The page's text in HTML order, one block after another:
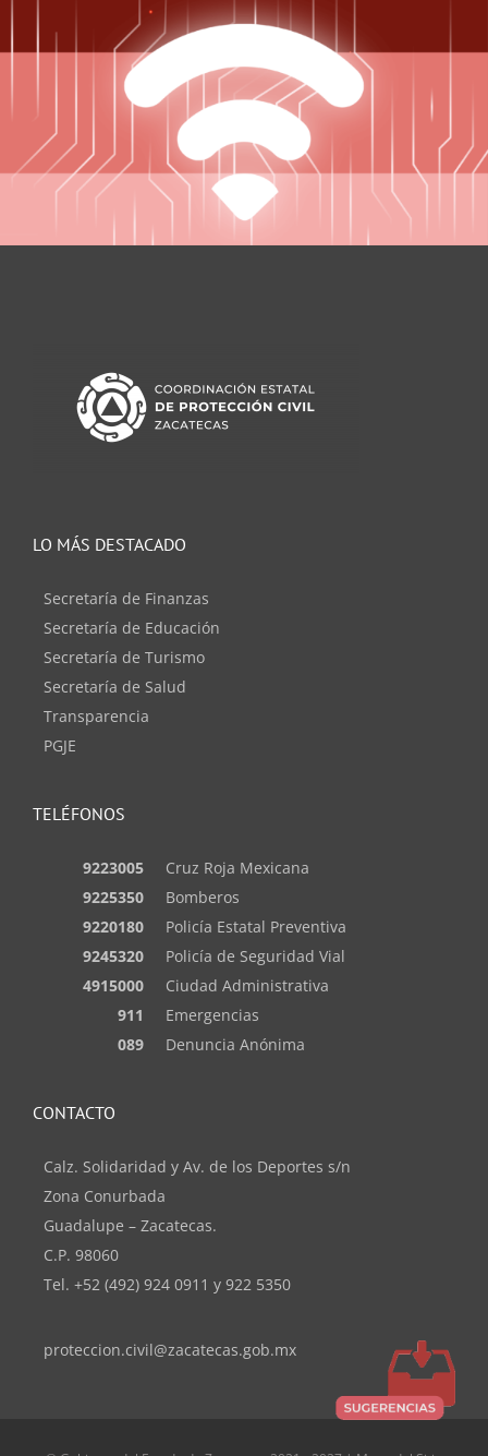
TELÉFONOS
9223005
Cruz Roja Mexicana
9225350
Bomberos
9220180
Policía Estatal Preventiva
9245320
Policía de Seguridad Vial
4915000
Ciudad Administrativa
911
Emergencias
089
Denuncia Anónima
LO MÁS DESTACADO
Secretaría de Finanzas
Secretaría de Educación
Secretaría de Turismo
Secretaría de Salud
Transparencia
PGJE
CONTACTO
Calz. Solidaridad y Av. de los Deportes s/n
Zona Conurbada
Guadalupe – Zacatecas.
C.P. 98060
Tel. +52 (492) 924 0911 y 922 5350
proteccion.civil@zacatecas.gob.mx